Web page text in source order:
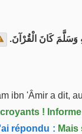
وَسَلَّمَ كَانَ الْقُرْآنَ.
ibn 'Âmir a dit,
!
répondu : Mais